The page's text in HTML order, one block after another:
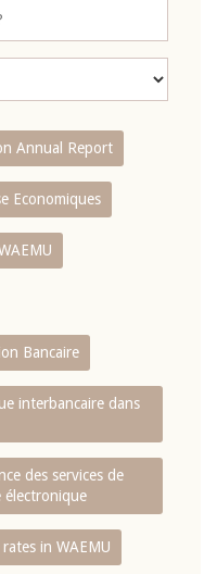
Annual Report
Economiques
Bancaire
interbancaire dans
des services de
électronique
in WAEMU